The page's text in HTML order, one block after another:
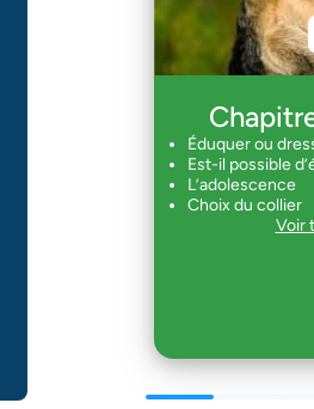
Éduquer ou
Est-il possible
L’adolescence
Choix du collier
Voir
Assis
Le
Le